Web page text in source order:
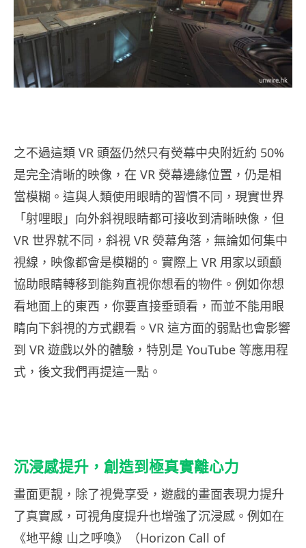
之不過這類 VR 頭盔仍然只有熒幕中央附近約 50%
是完全清晰的映像，在 VR 熒幕邊緣位置，仍是相
當模糊。這與人類使用眼睛的習慣不同，現實世界
「射哩眼」向外斜視眼睛都可接收到清晰映像，但
VR 世界就不同，斜視 VR 熒幕角落，無論如何集中
視線，映像都會是模糊的。實際上 VR 用家以頭顱
協助眼睛轉移到能夠直視你想看的物件。例如你想
看地面上的東西，你要直接垂頭看，而並不能用眼
睛向下斜視的方式觀看。VR 這方面的弱點也會影響
到 VR 遊戲以外的體驗，特別是 YouTube 等應用程
式，後文我們再提這一點。
沉浸感提升，創造到極真實離心力
畫面更靚，除了視覺享受，遊戲的畫面表現力提升
了真實感，可視角度提升也增強了沉浸感。例如在
《地平線 山之呼喚》（Horizon Call of